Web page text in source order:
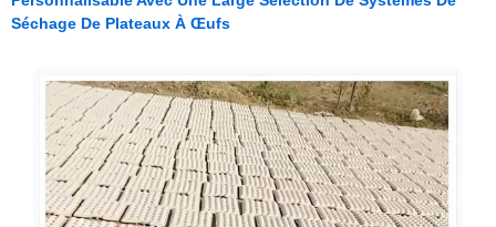
Séchage De Plateaux À Œufs